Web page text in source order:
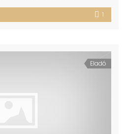
1
Eladó